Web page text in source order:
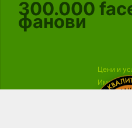
300.000
фанови
Цени и
Импресум